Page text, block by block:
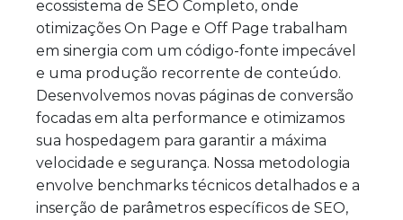
ecossistema de SEO Completo, onde
otimizações On Page e Off Page trabalham
em sinergia com um código-fonte impecável
e uma produção recorrente de conteúdo.
Desenvolvemos novas páginas de conversão
focadas em alta performance e otimizamos
sua hospedagem para garantir a máxima
velocidade e segurança. Nossa metodologia
envolve benchmarks técnicos detalhados e a
inserção de parâmetros específicos de SEO,